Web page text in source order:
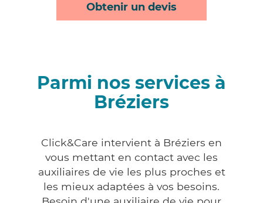
Obtenir un devis
Parmi nos services à
Bréziers
Click&Care intervient à Bréziers en
vous mettant en contact avec les
auxiliaires de vie les plus proches et
les mieux adaptées à vos besoins.